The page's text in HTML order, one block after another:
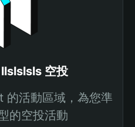
空投
活動區域，為您準
的空投活動